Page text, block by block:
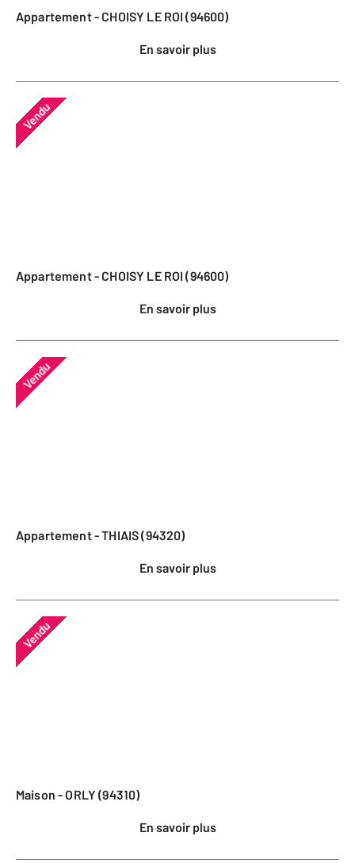
Appartement - CHOISY LE ROI (94600)
En savoir plus
Vendu
Appartement - CHOISY LE ROI (94600)
En savoir plus
Vendu
Appartement - THIAIS (94320)
En savoir plus
Vendu
Maison - ORLY (94310)
En savoir plus